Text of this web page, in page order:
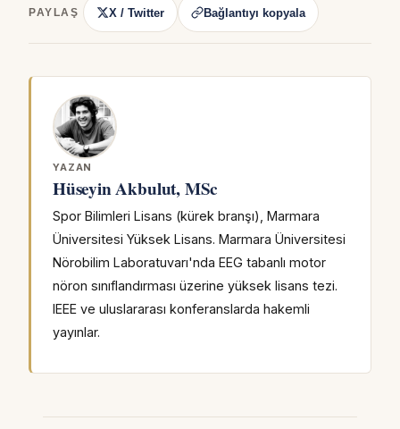
PAYLAŞ X / Twitter Bağlantıyı kopyala
YAZAN
Hüseyin Akbulut, MSc
Spor Bilimleri Lisans (kürek branşı), Marmara
Üniversitesi Yüksek Lisans. Marmara Üniversitesi
Nörobilim Laboratuvarı'nda EEG tabanlı motor
nöron sınıflandırması üzerine yüksek lisans tezi.
IEEE ve uluslararası konferanslarda hakemli
yayınlar.